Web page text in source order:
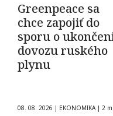
Greenpeace sa
chce zapojiť do
sporu o
dovozu ruského
plynu
08. 08. 2026 | EKONOMIKA | 2